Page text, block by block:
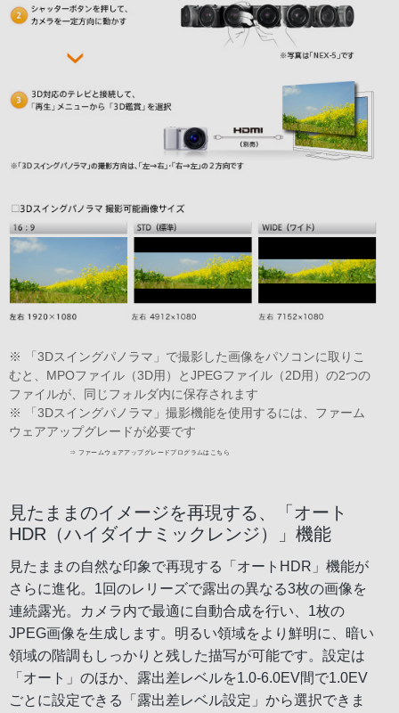
※ 「3Dスイングパノラマ」で撮影した画像をパソコンに取りこ
むと、MPOファイル（3D用）とJPEGファイル（2D用）の2つの
ファイルが、同じフォルダ内に保存されます
※ 「3Dスイングパノラマ」撮影機能を使用するには、ファーム
ウェアアップグレードが必要です
見たままのイメージを再現する、「オート
HDR（ハイダイナミックレンジ）」機能
見たままの自然な印象で再現する「オートHDR」機能が
さらに進化。1回のレリーズで露出の異なる3枚の画像を
連続露光。カメラ内で最適に自動合成を行い、1枚の
JPEG画像を生成します。明るい領域をより鮮明に、暗い
領域の階調もしっかりと残した描写が可能です。設定は
「オート」のほか、露出差レベルを1.0-6.0EV間で1.0EV
ごとに設定できる「露出差レベル設定」から選択できま